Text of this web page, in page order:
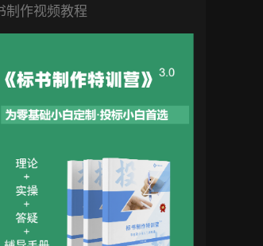
制作视频教程